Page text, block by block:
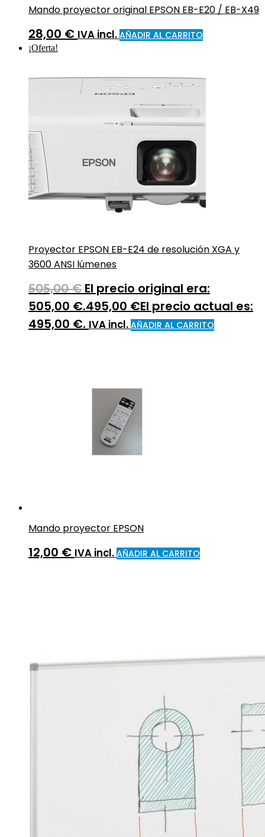
Mando proyector original EPSON EB-E20 / EB-X49
28,00 € IVA incl. AÑADIR AL CARRITO
¡Oferta!
Proyector EPSON EB-E24 de resolución XGA y
3600 ANSI lúmenes
505,00€ El precio original era:
505,00 €.495,00 €El precio actual es:
495,00 €. IVA incl. AÑADIR AL CARRITO
Mando proyector EPSON
12,00 € IVA incl. AÑADIR AL CARRITO